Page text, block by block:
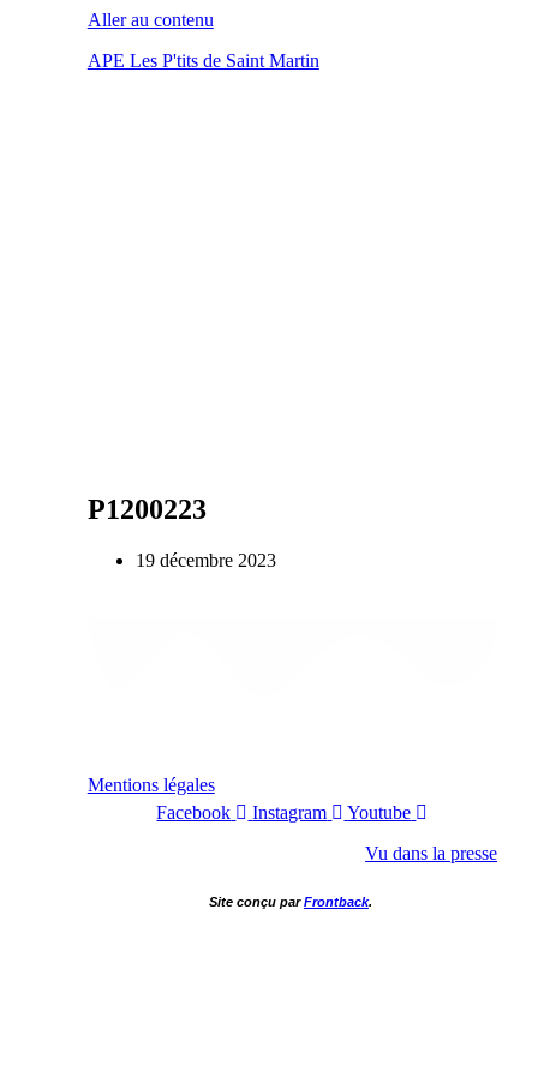
Aller au contenu
APE Les P'tits de Saint Martin
P1200223
19 décembre 2023
Mentions légales
Facebook
Instagram
Youtube
Vu dans la presse
Site conçu parFrontback.